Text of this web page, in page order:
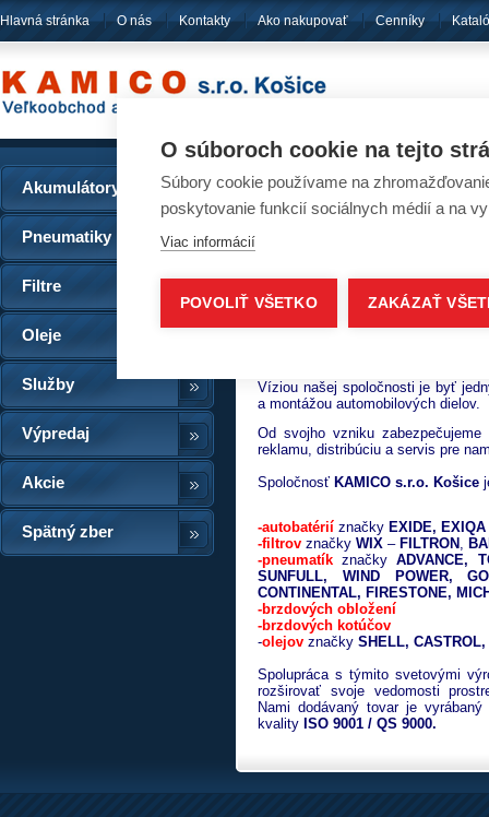
Hlavná stránka O nás Kontakty Ako nakupovať Cenníky
Akumulátory
Pneumatiky
Filtre
Oleje
Služby
Výpredaj
Akcie
Spätný zber
O nás
ponúka už viac než 30 rokov.
nadobudla bohaté skúsenosti v
náhradných dielov pre nákladné a
sa KAMICO s.r.o. Košice stala
Víziou našej spoločnosti je byť
a montážou automobilových dielov.
Od svojho vzniku
reklamu, distribúciu a servis pre
Spoločnosť KAMICO s.r.o. Košice
-autobatérií značky EXIDE,
-filtrov značky WIX – FILTRON
-pneumatík značky ADVANCE,
SUNFULL, WIND POWER,
CONTINENTAL, FIRESTONE,
-brzdových obložení
-brzdových kotúčov
-olejov značky SHELL,
Spolupráca s týmito svetovými
rozširovať svoje vedomosti
Nami dodávaný tovar je
kvality ISO 9001 / QS 9000.
O súboroch cookie na tejto
Súbory cookie používame na
poskytovanie funkcií sociálnych médií a na
Viac informácií
POVOLIŤ VŠETKO ZAKÁZAŤ